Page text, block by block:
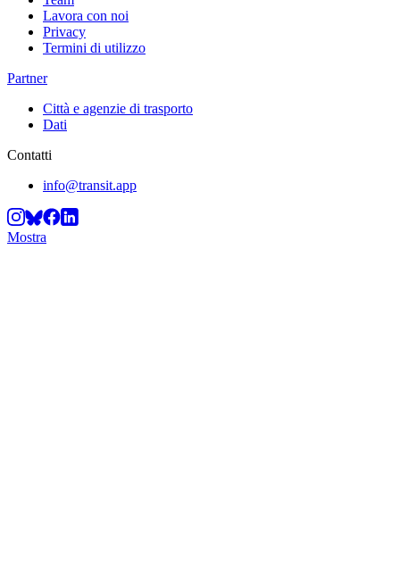
Lavora con noi
Privacy
Termini di utilizzo
Partner
Città e agenzie di trasporto
Dati
Contatti
info@transit.app
Mostra